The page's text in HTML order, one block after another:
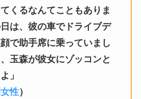
くるなんてこともありま
は、彼の車でドライブデ
で助手席に乗っていまし
玉森が彼女にゾッコンと
」
性）